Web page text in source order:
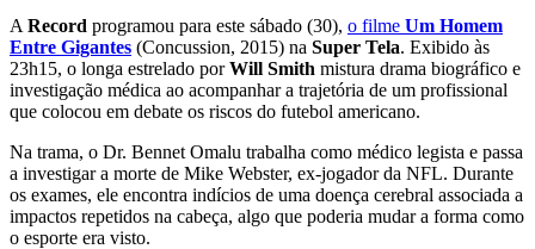
A Record programou para este sábado (30), o filme Um Homem
Entre Gigantes (Concussion, 2015) na Super Tela. Exibido às
23h15, o longa estrelado porWill Smith mistura drama biográfico e
investigação médica ao acompanhar a trajetória de um profissional
que colocou em debate os riscos do futebol americano.
Na trama, o Dr. Bennet Omalu trabalha como médico legista e passa
a investigar a morte de Mike Webster, ex-jogador da NFL. Durante
os exames, ele encontra indícios de uma doença cerebral associada a
impactos repetidos na cabeça, algo que poderia mudar a forma como
o esporte era visto.